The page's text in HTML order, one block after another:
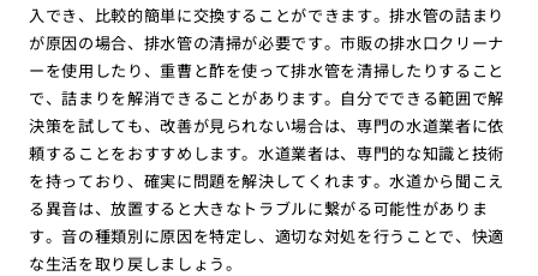
入でき、比較的簡単に交換することができます。排水管の詰まり
が原因の場合、排水管の清掃が必要です。市販の排水口クリーナ
ーを使用したり、重曹と酢を使って排水管を清掃したりすること
で、詰まりを解消できることがあります。自分でできる範囲で解
決策を試しても、改善が見られない場合は、専門の水道業者に依
頼することをおすすめします。水道業者は、専門的な知識と技術
を持っており、確実に問題を解決してくれます。水道から聞こえ
る異音は、放置すると大きなトラブルに繋がる可能性がありま
す。音の種類別に原因を特定し、適切な対処を行うことで、快適
な生活を取り戻しましょう。